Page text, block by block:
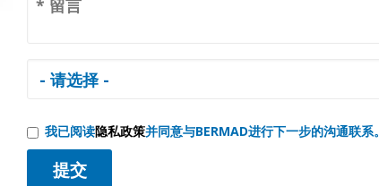
我已阅读隐私政策并同意与BERMAD进行下一步的沟通联系。